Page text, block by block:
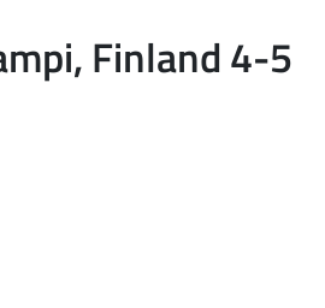
Finland 4-5